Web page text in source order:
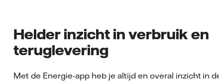
Helder inzicht in verbruik en
teruglevering
Met de Energie-app heb je altijd en overal inzicht in de